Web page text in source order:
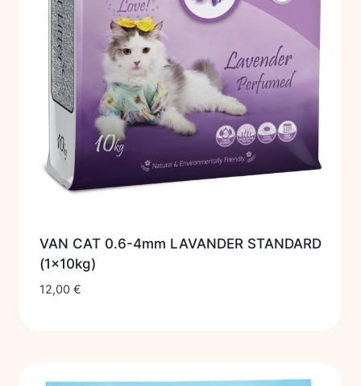
VAN CAT 0.6-4mm LAVANDER STANDARD
(1x10kg)
12,00 €